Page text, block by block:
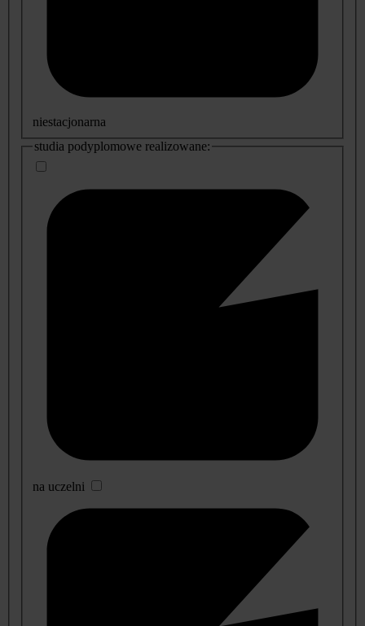
niestacjonarna
studia podyplomowe realizowane:
na uczelni